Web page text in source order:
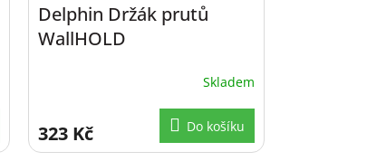
Delphin Držák prutů
WallHOLD
Skladem
323 Kč Do košíku